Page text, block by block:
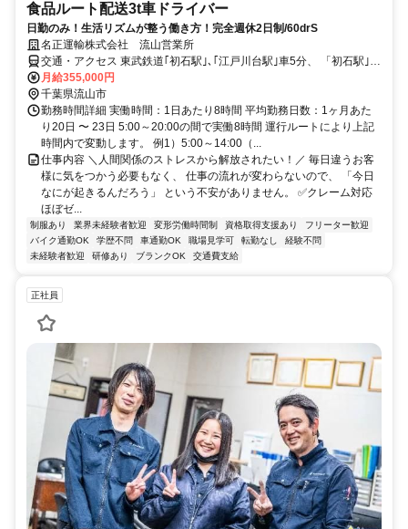
食品ルート配送3t車ドライバー
日勤のみ！生活リズムが整う働き方！完全週休2日制/60drS
名正運輸株式会社 流山営業所
交通・アクセス 東武鉄道｢初石駅｣､｢江戸川台駅｣車5分、 「初石駅｣､
｢江戸川台駅｣から勤務時間に対応した無料送迎バスも出ています。
月給355,000円
千葉県流山市
勤務時間詳細 実働時間：1日あたり8時間 平均勤務日数：1ヶ月あた
り20日 〜 23日 5:00～20:00の間で実働8時間 運行ルートにより上記
時間内で変動します。 例1）5:00～14:00（...
仕事内容 ＼人間関係のストレスから解放されたい！／ 毎日違うお客
様に気をつかう必要もなく、 仕事の流れが変わらないので、 「今日
なにが起きるんだろう」 という不安がありません。 ✅クレーム対応
ほぼゼ...
制服あり 業界未経験者歓迎 変形労働時間制 資格取得支援あり
フリーター歓迎
バイク通勤OK
学歴不問 車通勤OK 職場見学可 転勤なし
経験不問
未経験者歓迎
研修あり ブランクOK 交通費支給
正社員